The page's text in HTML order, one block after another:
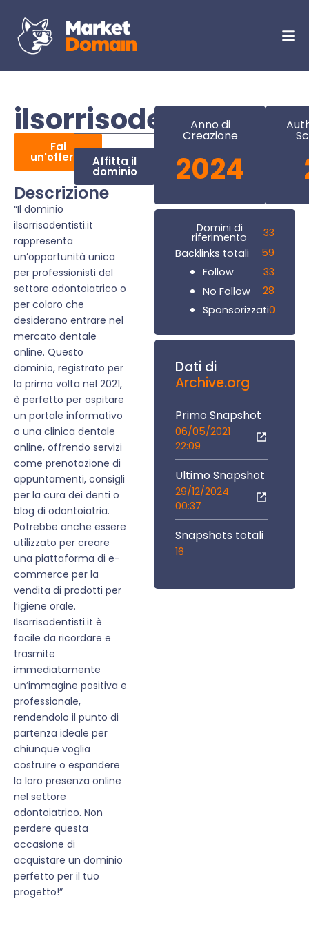
ilsorrisodentisti.it
Fai
un'offerta Affitta il
dominio
Descrizione
“Il dominio
ilsorrisodentisti.it
rappresenta
un’opportunità unica
per professionisti del
settore odontoiatrico o
per coloro che
desiderano entrare nel
mercato dentale
online. Questo
dominio, registrato per
la prima volta nel 2021,
è perfetto per ospitare
un portale informativo
o una clinica dentale
online, offrendo servizi
come prenotazione di
appuntamenti, consigli
per la cura dei denti o
blog di odontoiatria.
Potrebbe anche essere
utilizzato per creare
una piattaforma di e-
commerce per la
vendita di prodotti per
l’igiene orale.
Ilsorrisodentisti.it è
facile da ricordare e
trasmite
immediatamente
un’immagine positiva e
professionale,
rendendolo il punto di
partenza ideale per
chiunque voglia
costruire o espandere
la loro presenza online
nel settore
odontoiatrico. Non
perdere questa
occasione di
acquistare un dominio
perfetto per il tuo
progetto!”
Anno di
Creazione
2024
Domini di
riferimento
33
Backlinks totali
59
Follow
33
No Follow
28
Sponsorizzati0
Dati di
Archive.org
Primo Snapshot
06/05/2021
22:09
Ultimo Snapshot
29/12/2024
00:37
Snapshots totali
16